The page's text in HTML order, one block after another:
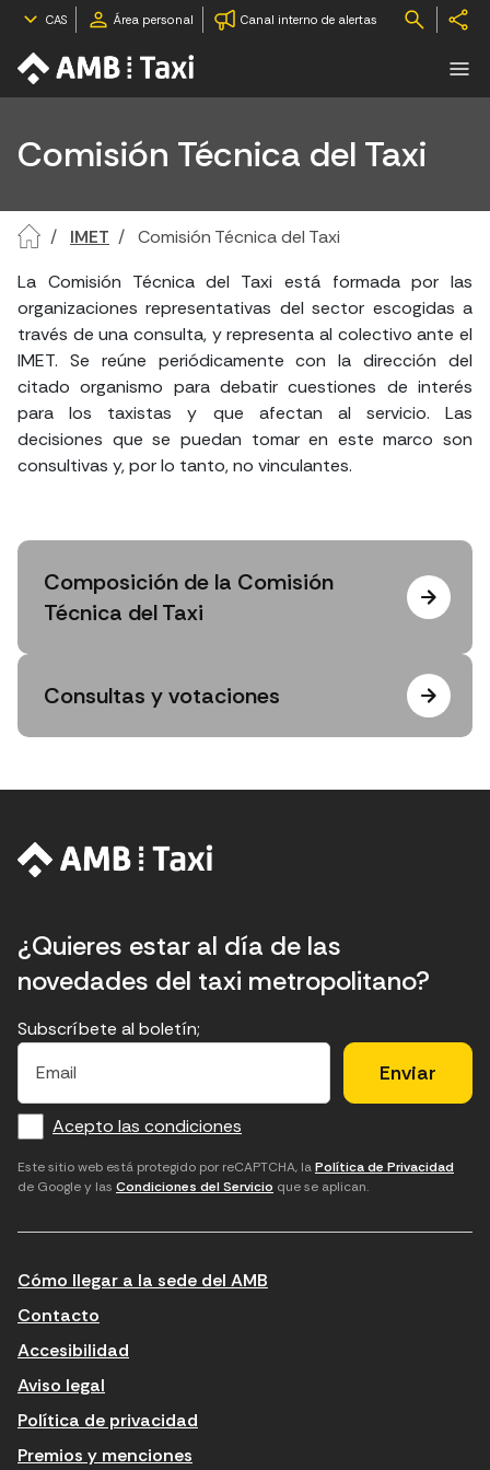
CAS Área personal Canal interno de alertas
Comisión Técnica del Taxi
IMET
Comisión Técnica del Taxi
La Comisión Técnica del Taxi está formada por las
organizaciones representativas del sector escogidas a
través de una consulta, y representa al colectivo ante el
IMET. Se reúne periódicamente con la dirección del
citado organismo para debatir cuestiones de interés
para los taxistas y que afectan al servicio. Las
decisiones que se puedan tomar en este marco son
consultivas y, por lo tanto, no vinculantes.
Composición de la Comisión
Técnica del Taxi
Consultas y votaciones
¿Quieres estar al día de las
novedades del taxi metropolitano?
E
f
o
r
m
i
n
t
E
c
a
m
p
r
r
e
u
H
u
d
'
a
e
p
t
a
×
Subscríbete al boletín;
E
a
i
l
Acepto las condiciones
Este sitio web está protegido por reCAPTCHA, laPolítica de Privacidad
de Google y las Condiciones del Servicio que se aplican.
Cómo llegar a la sede del AMB
Contacto
Accesibilidad
Aviso legal
Política de privacidad
Premios y menciones